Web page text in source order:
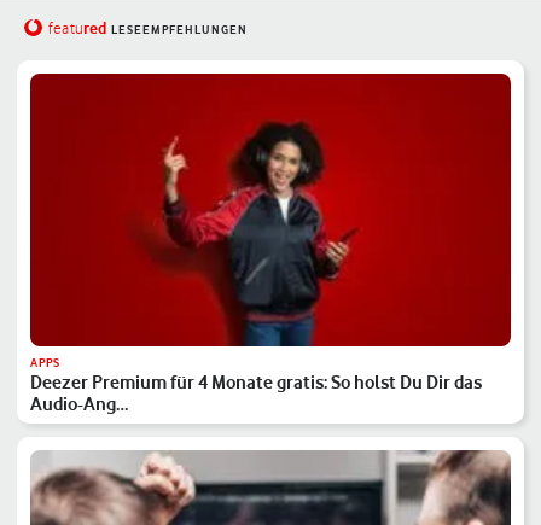
featured LESEEMPFEHLUNGEN
APPS
Deezer Premium für 4 Monate gratis: So holst Du Dir das
Audio-Ang…